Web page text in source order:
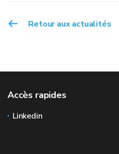
Retour aux actualités
Accès rapides
Linkedin